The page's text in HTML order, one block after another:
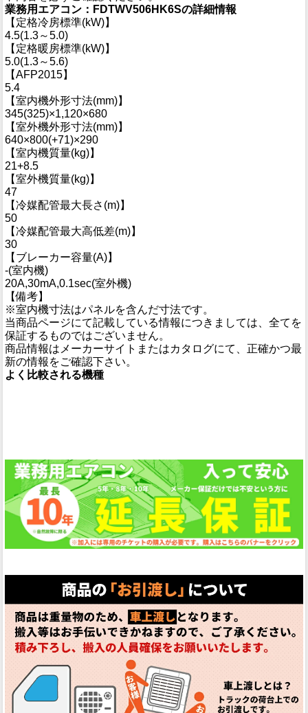
業務用エアコン：FDTWV506HK6Sの詳細情報
【定格冷房標準(kW)】
4.5(1.3～5.0)
【定格暖房標準(kW)】
5.0(1.3～5.6)
【AFP2015】
5.4
【室内機外形寸法(mm)】
345(325)×1,120×680
【室外機外形寸法(mm)】
640×800(+71)×290
【室内機質量(kg)】
21+8.5
【室外機質量(kg)】
47
【冷媒配管最大長さ(m)】
50
【冷媒配管最大高低差(m)】
30
【ブレーカー容量(A)】
-(室内機)
20A,30mA,0.1sec(室外機)
【備考】
※室内機寸法はパネルを含んだ寸法です。
当商品ページにて記載している情報につきましては、全てを
保証するものではございません。
商品情報はメーカーサイトまたはカタログにて、正確かつ最
新の情報をご確認下さい。
よく比較される機種